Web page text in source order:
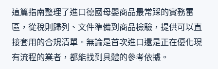
這篇指南整理了進口德國母嬰商品最常踩的實務雷
區，從稅則歸列、文件準備到商品檢驗，提供可以直
接套用的合規清單。無論是首次進口還是正在優化現
有流程的業者，都能找到具體的參考依據。